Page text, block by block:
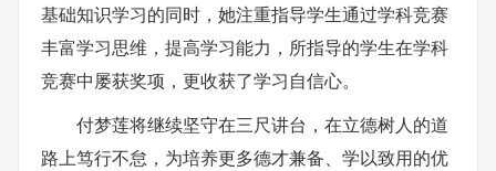
基础知识学习的同时，她注重指导学生通过学科竞赛
丰富学习思维，提高学习能力，所指导的学生在学科
竞赛中屡获奖项，更收获了学习自信心。
付梦莲将继续坚守在三尺讲台，在立德树人的道
路上笃行不怠，为培养更多德才兼备、学以致用的优